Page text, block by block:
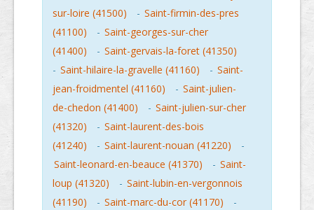
sur-loire (41500)
- Saint-firmin-des-pres
(41100)
- Saint-georges-sur-cher
(41400)
- Saint-gervais-la-foret (41350)
- Saint-hilaire-la-gravelle (41160) - Saint-
jean-froidmentel (41160)
- Saint-julien-
de-chedon (41400)
- Saint-julien-sur-cher
(41320)
- Saint-laurent-des-bois
(41240)
- Saint-laurent-nouan (41220)
-
Saint-leonard-en-beauce (41370)
- Saint-
loup (41320)
- Saint-lubin-en-vergonnois
(41190)
- Saint-marc-du-cor (41170)
-